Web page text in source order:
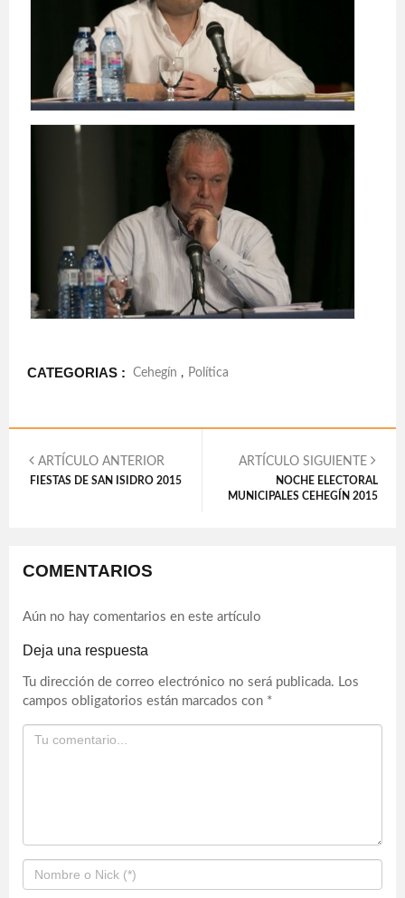
CATEGORIAS : Cehegín , Política
ARTÍCULO ANTERIOR
FIESTAS DE SAN ISIDRO 2015
ARTÍCULO SIGUIENTE
NOCHE ELECTORAL
MUNICIPALES CEHEGÍN 2015
COMENTARIOS
Aún no hay comentarios en este artículo
Deja una respuesta
Tu dirección de correo electrónico no será publicada. Los
campos obligatorios están marcados con *